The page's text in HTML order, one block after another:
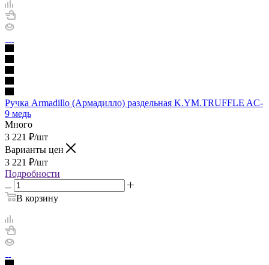
Ручка Armadillo (Армадилло) раздельная K.YM.TRUFFLE AC-
9 медь
Много
3 221 ₽/шт
Варианты цен
3 221 ₽/шт
Подробности
В корзину